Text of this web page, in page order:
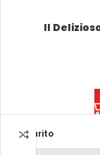
Il
Esaurito